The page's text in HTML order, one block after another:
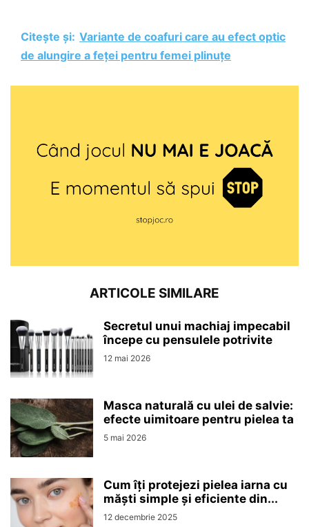
Citește și: Variante de coafuri care au efect optic
de alungire a feței pentru femei plinuțe
ARTICOLE SIMILARE
Secretul unui machiaj impecabil
începe cu pensulele potrivite
12 mai 2026
Masca naturală cu ulei de salvie:
efecte uimitoare pentru pielea ta
5 mai 2026
Cum îți protejezi pielea iarna cu
măști simple și eficiente din...
12 decembrie 2025